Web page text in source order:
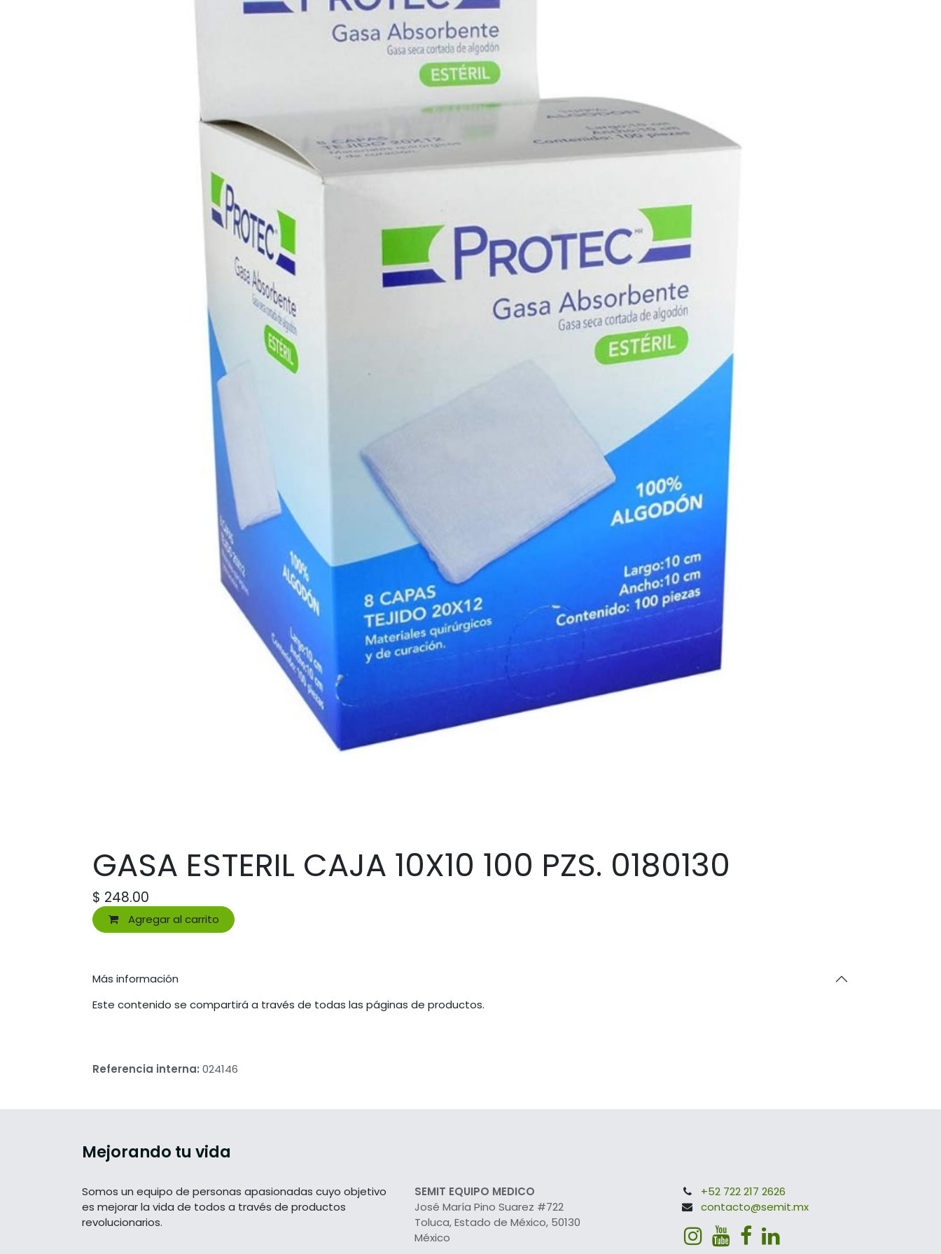
GASA ESTERIL CAJA 10X10 100 PZS. 0180130
$ 248.00
Agregar al carrito
Más información
Este contenido se compartirá a través de todas las páginas de productos.
Referencia interna: 024146
Mejorando tu vida
Somos un equipo de personas apasionadas cuyo objetivo
es mejorar la vida de todos a través de productos
revolucionarios.
SEMIT EQUIPO MEDICO
José María Pino Suarez #722
Toluca, Estado de México, 50130
México
+52 722 217 2626
contacto@semit.mx